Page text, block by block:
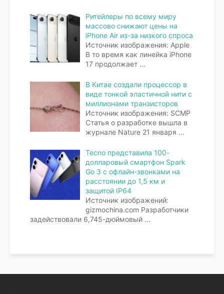
Ритейлеры по всему миру
массово снижают цены на
iPhone Air из-за низкого спроса
Источник изображения: Apple
В то время как линейка iPhone
17 продолжает ...
В Китае создали процессор в
виде тонкой эластичной нити с
миллионами транзисторов
Источник изображения: SCMP
Статья о разработке вышла в
журнале Nature 21 января ...
Tecno представила 100-
долларовый смартфон Spark
Go 3 с офлайн-звонками на
расстоянии до 1,5 км и
защитой IP64
Источник изображений:
gizmochina.com Разработчики
задействовали 6,745-дюймовый ...